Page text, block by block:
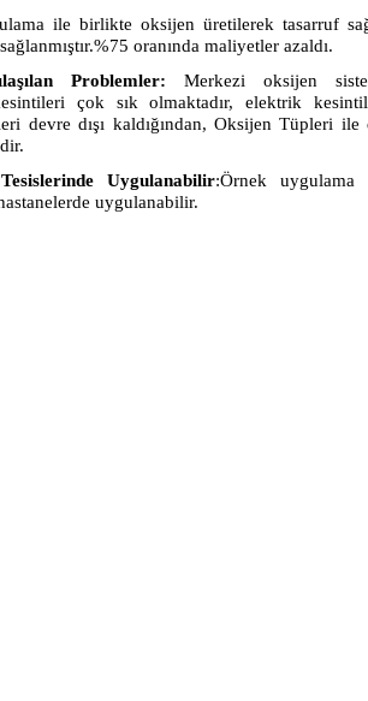
ile birlikte oksijen üretilerek tasarruf
oranında maliyetler azaldı.
Problemler: Merkezi oksijen
çok sık olmaktadır, elektrik
devre dışı kaldığından, Oksijen Tüpleri ile
Uygulanabilir:Örnek uygulama
uygulanabilir.